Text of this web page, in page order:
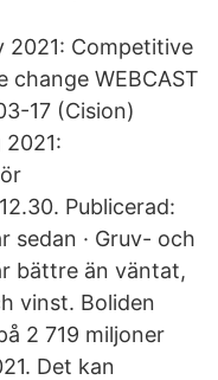
2021: Competitive
WEBCAST
17 (Cision)
Publicerad:
sedan · Gruv- och
bättre än väntat,
vinst. Boliden
2 719 miljoner
Det kan